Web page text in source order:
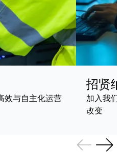
效与自主化运营
招贤
加入我们
改变